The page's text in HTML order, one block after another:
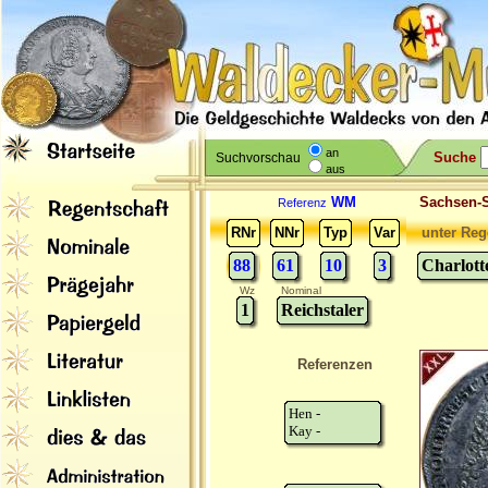
Suchvorschau
an
aus
Suche
Referenz WM
RNr
NNr Typ Var
88 61 10 3
unter
Wz Nominal
1 Reichstaler
Referenzen
Hen -
Kay -